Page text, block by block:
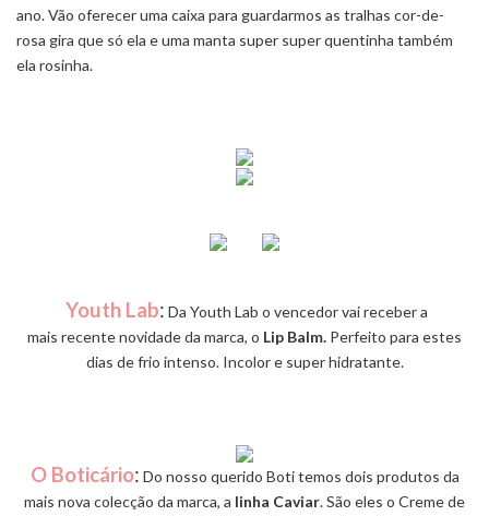
ano. Vão oferecer uma caixa para guardarmos as tralhas cor-de-
rosa gira que só ela e uma manta super super quentinha também
ela rosinha.
Youth Lab: Da Youth Lab o vencedor vai receber a
mais recente novidade da marca, o Lip Balm. Perfeito para estes
dias de frio intenso. Incolor e super hidratante.
O Boticário: Do nosso querido Boti temos dois produtos da
mais nova colecção da marca, a linha Caviar. São eles o Creme de